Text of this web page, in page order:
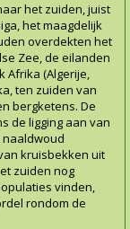
het zuiden, juist
het maagdelijk
overdekten het
Zee, de eilanden
Afrika (Algerije,
ten zuiden van
bergketens. De
de ligging aan van
kruisbekken uit
zuiden nog
vinden,
rondom de